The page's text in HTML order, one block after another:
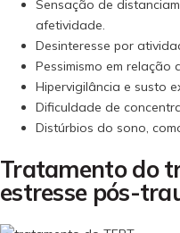
Sensação de
afetividade.
Desinteresse por
Pessimismo em relação
Hipervigilância e susto
Dificuldade de
Distúrbios do sono,
Tratamento do
estresse pós-